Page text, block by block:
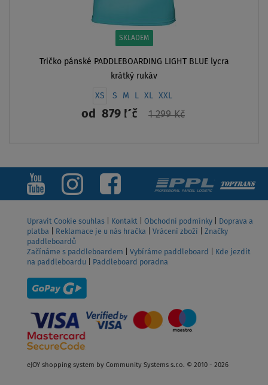
SKLADEM
Tričko pánské PADDLEBOARDING LIGHT BLUE lycra
krátký rukáv
XS S M L XL XXL
od 879 Kč 1 299 Kč
Upravit Cookie souhlas Kontakt Obchodní podmínky
Doprava a
platba
Reklamace je u nás hračka Vrácení zboží
Značky
paddleboardů
Začínáme s paddleboardem
Vybíráme paddleboard
Kde jezdit
na paddleboardu
Paddleboard poradna
eJOY shopping system by Community Systems s.r.o. © 2010 - 2026